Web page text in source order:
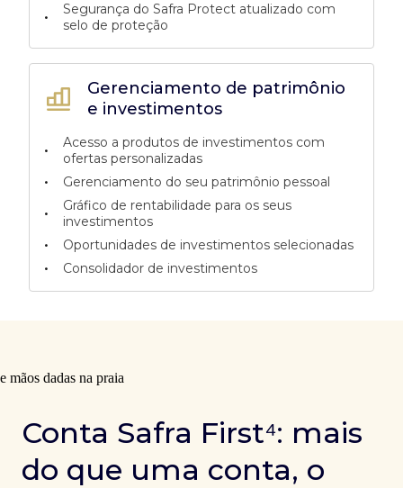
Gerenciamento de patrimônio
e investimentos
•
Acesso a produtos de investimentos com
ofertas personalizadas
• Gerenciamento do seu patrimônio pessoal
•
Gráfico de rentabilidade para os seus
investimentos
• Oportunidades de investimentos selecionadas
• Consolidador de investimentos
•
Segurança do Safra Protect atualizado com
selo de proteção
Conta Safra First⁴: mais
do que uma conta, o